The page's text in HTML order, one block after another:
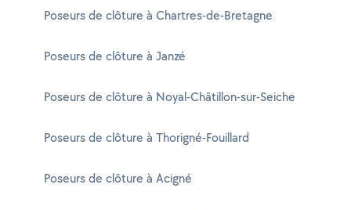
Poseurs de clôture à Chartres-de-Bretagne
Poseurs de clôture à Janzé
Poseurs de clôture à Noyal-Châtillon-sur-Seiche
Poseurs de clôture à Thorigné-Fouillard
Poseurs de clôture à Acigné